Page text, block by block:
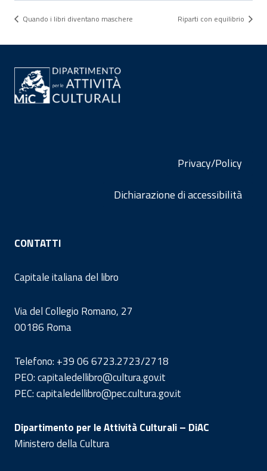
Quando i libri diventano maschere Riparti con equilibrio
Privacy/Policy
Dichiarazione di accessibilità
CONTATTI
Capitale italiana del libro
Via del Collegio Romano, 27
00186 Roma
Telefono: +39 06 6723.2723/2718
PEO: capitaledellibro@cultura.gov.it
PEC: capitaledellibro@pec.cultura.gov.it
Dipartimento per le Attività Culturali – DiAC
Ministero della Cultura